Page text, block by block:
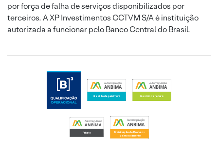
por força de falha de serviços disponibilizados por
terceiros. A XP Investimentos CCTVM S/A é instituição
autorizada a funcionar pelo Banco Central do Brasil.